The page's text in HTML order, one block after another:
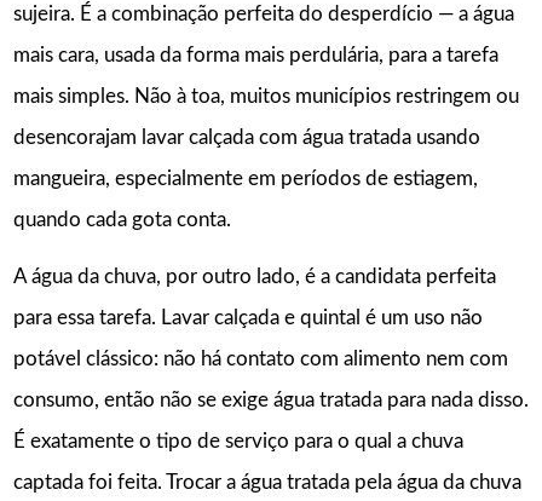
sujeira. É a combinação perfeita do desperdício — a água
mais cara, usada da forma mais perdulária, para a tarefa
mais simples. Não à toa, muitos municípios restringem ou
desencorajam lavar calçada com água tratada usando
mangueira, especialmente em períodos de estiagem,
quando cada gota conta.
A água da chuva, por outro lado, é a candidata perfeita
para essa tarefa. Lavar calçada e quintal é um uso não
potável clássico: não há contato com alimento nem com
consumo, então não se exige água tratada para nada disso.
É exatamente o tipo de serviço para o qual a chuva
captada foi feita. Trocar a água tratada pela água da chuva